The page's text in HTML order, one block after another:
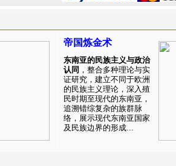
帝国炼金术
东南亚的民族主义与政治
认同 ，整合多种理论与实
证研究，建立不同于欧洲
的民族主义理论，深入殖
民时期至现代的东南亚，
追溯错综复杂的族群脉
络，展示现代东南亚国家
及民族边界的形成...